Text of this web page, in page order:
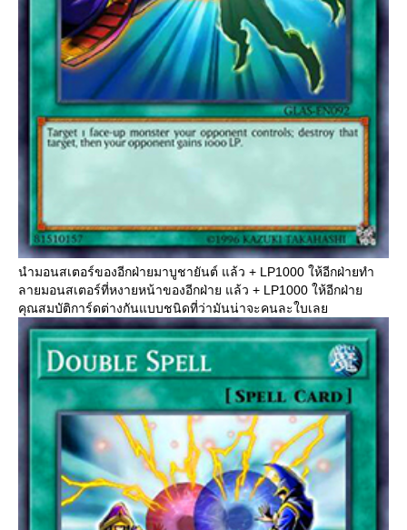
นำมอนสเตอร์ของอีกฝ่ายมาบูชายันต์ แล้ว + LP1000 ให้อีกฝ่ายทำ
ลายมอนสเตอร์ที่หงายหน้าของอีกฝ่าย แล้ว + LP1000 ให้อีกฝ่า
คุณสมบัติการ์ดต่างกันแบบชนิดที่ว่ามันน่าจะคนละใบเล